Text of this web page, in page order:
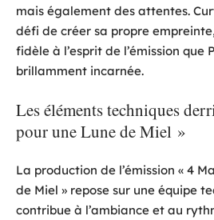
mais également des attentes.
défi de créer sa propre
fidèle à l’esprit de l’émission que
brillamment incarnée.
Les éléments techniques
pour une Lune de Miel »
La production de l’émission « 4
de Miel » repose sur une équipe
contribue à l’ambiance et au